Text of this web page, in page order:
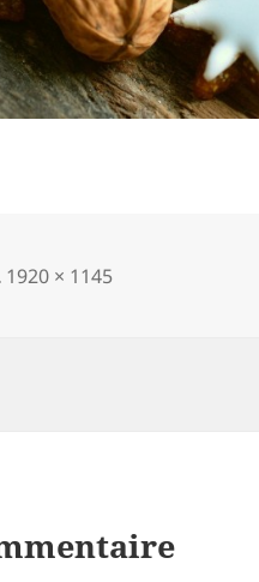
Taille
1920 × 1145